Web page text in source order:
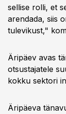
sellise rolli, et
arendada, siis
tulevikust,"
Äripäev avas
otsustajatele
kokku sektori
Äripäeva